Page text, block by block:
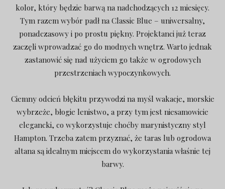
kolor, który będzie barwą na nadchodzących 12 miesięcy.
Tym razem wybór padł na Classic Blue – uniwersalny,
ponadczasowy i po prostu piękny. Projektanci już teraz
zaczęli wprowadzać go do modnych wnętrz. Warto jednak
zastanowić się nad użyciem go także w ogrodowych
przestrzeniach wypoczynkowych.
Ciemny odcień błękitu przywodzi na myśl wakacje, morskie
wybrzeże, błogie lenistwo, a przy tym jest niesamowicie
elegancki, co wykorzystuje choćby marynistyczny styl
Hampton. Trzeba zatem przyznać, że taras lub ogrodowa
altana są idealnym miejscem do wykorzystania właśnie tej
barwy.